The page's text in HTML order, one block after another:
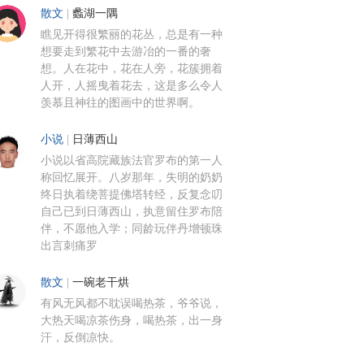
散文 蠡湖一隅
瞧见开得很繁丽的花丛，总是有一种
想要走到繁花中去游冶的一番的奢
想。人在花中，花在人旁，花簇拥着
人开，人摇曳着花去，这是多么令人
羡慕且神往的图画中的世界啊。
小说 日薄西山
小说以省高院藏族法官罗布的第一人
称回忆展开。八岁那年，失明的奶奶
终日执着绕菩提佛塔转经，反复念叨
自己已到日薄西山，执意留住罗布陪
伴，不愿他入学；同龄玩伴丹增顿珠
出言刺痛罗
散文 一碗老干烘
有风无风都不耽误喝热茶，爷爷说，
大热天喝凉茶伤身，喝热茶，出一身
汗，反倒凉快。